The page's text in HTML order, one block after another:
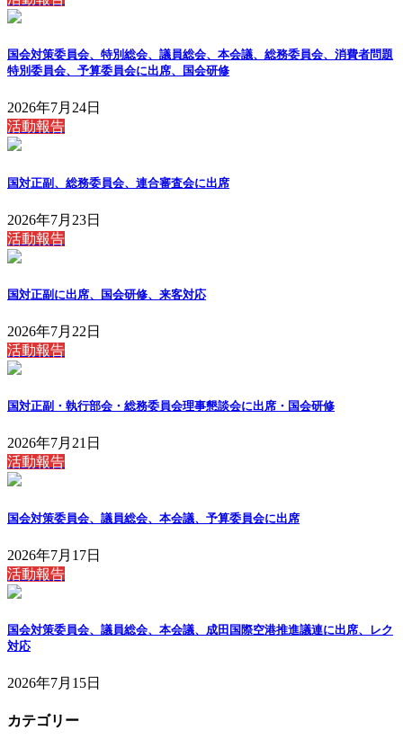
国会対策委員会、特別総会、議員総会、本会議、総務委員会、消費者問題
特別委員会、予算委員会に出席、国会研修
2026年7月24日
活動報告
国対正副、総務委員会、連合審査会に出席
2026年7月23日
活動報告
国対正副に出席、国会研修、来客対応
2026年7月22日
活動報告
国対正副・執行部会・総務委員会理事懇談会に出席・国会研修
2026年7月21日
活動報告
国会対策委員会、議員総会、本会議、予算委員会に出席
2026年7月17日
活動報告
国会対策委員会、議員総会、本会議、成田国際空港推進議連に出席、レク
対応
2026年7月15日
カテゴリー